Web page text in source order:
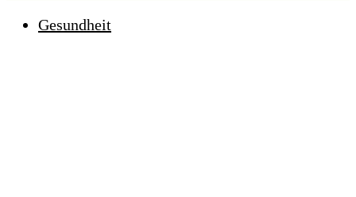
Gesundheit